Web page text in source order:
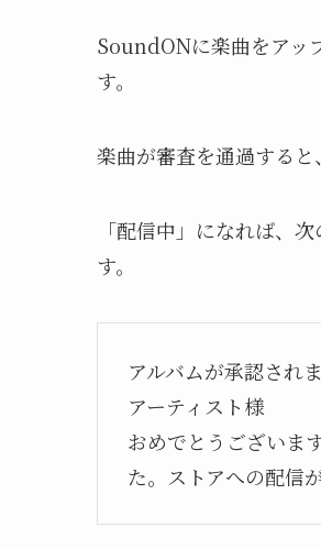
SoundONに楽曲をアッ
す。
楽曲が審査を通過すると
「配信中」になれば、
す。
アルバムが承認され
アーティスト様
おめでとうござい
た。ストアへの配信